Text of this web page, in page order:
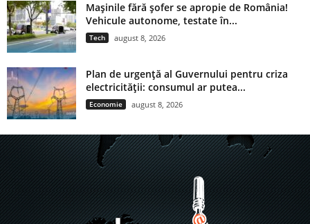
Mașinile fără șofer se apropie de România!
Vehicule autonome, testate în...
Tech august 8, 2026
Plan de urgență al Guvernului pentru criza
electricității: consumul ar putea...
Economie august 8, 2026